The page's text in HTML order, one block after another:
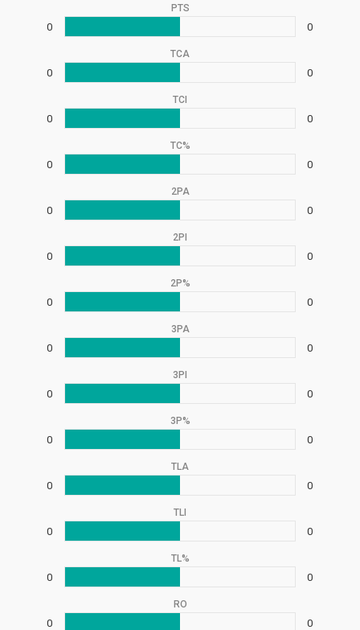
PTS
0 0
TCA
0 0
TCI
0 0
TC%
0 0
2PA
0 0
2PI
0 0
2P%
0 0
3PA
0 0
3PI
0 0
3P%
0 0
TLA
0 0
TLI
0 0
TL%
0 0
RO
0 0